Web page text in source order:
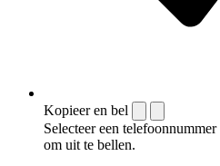
Kopieer en bel
Selecteer een
om uit te bellen.